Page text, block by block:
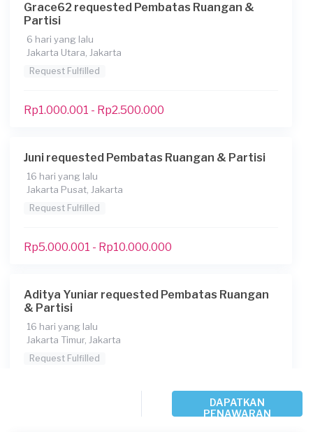
Grace62 requested Pembatas Ruangan &
Partisi
6 hari yang lalu
Jakarta Utara, Jakarta
Request Fulfilled
Rp1.000.001 - Rp2.500.000
Juni requested Pembatas Ruangan & Partisi
16 hari yang lalu
Jakarta Pusat, Jakarta
Request Fulfilled
Rp5.000.001 - Rp10.000.000
Aditya Yuniar requested Pembatas Ruangan
& Partisi
16 hari yang lalu
Jakarta Timur, Jakarta
Request Fulfilled
DAPATKAN
PENAWARAN